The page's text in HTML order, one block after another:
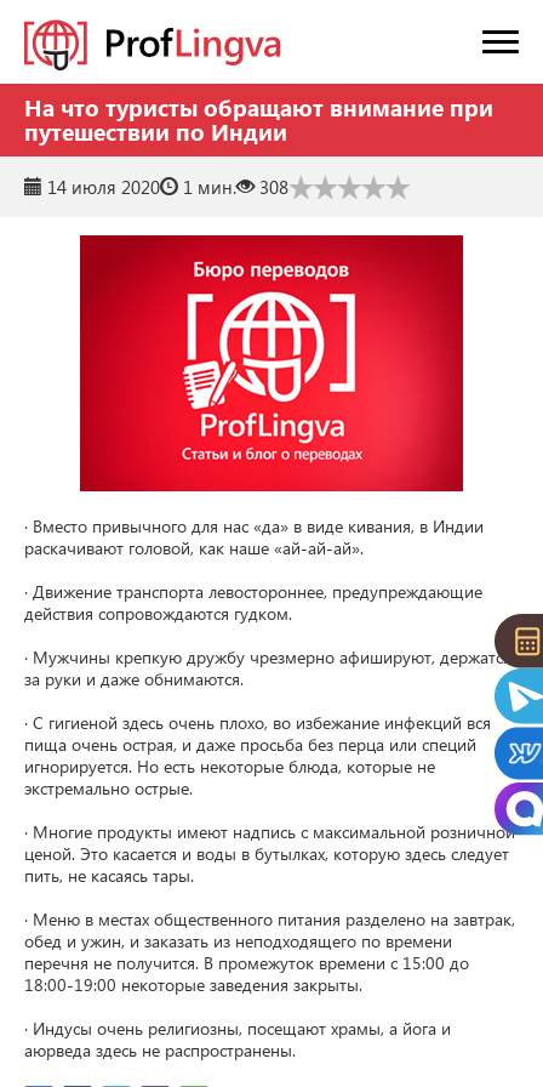
На что туристы обращают внимание при
путешествии по Индии
14 июля 2020 1 мин. 308
· Вместо привычного для нас «да» в виде кивания, в Индии
раскачивают головой, как наше «ай-ай-ай».
· Движение транспорта левостороннее, предупреждающие
действия сопровождаются гудком.
· Мужчины крепкую дружбу чрезмерно афишируют, держатся
за руки и даже обнимаются.
· С гигиеной здесь очень плохо, во избежание инфекций вся
пища очень острая, и даже просьба без перца или специй
игнорируется. Но есть некоторые блюда, которые не
экстремально острые.
· Многие продукты имеют надпись с максимальной розничной
ценой. Это касается и воды в бутылках, которую здесь следует
пить, не касаясь тары.
· Меню в местах общественного питания разделено на завтрак,
обед и ужин, и заказать из неподходящего по времени
перечня не получится. В промежуток времени с 15:00 до
18:00-19:00 некоторые заведения закрыты.
· Индусы очень религиозны, посещают храмы, а йога и
аюрведа здесь не распространены.